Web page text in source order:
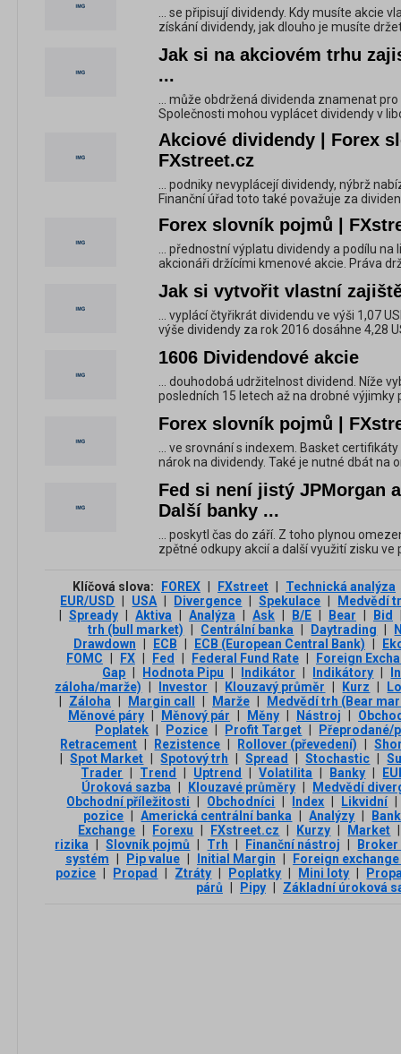
... se připisují dividendy. Kdy musíte akcie
získání dividendy, jak dlouho je musíte
Jak si na akciovém trhu
...
... může obdržená dividenda znamenat
Společnosti mohou vyplácet dividendy v
Akciové dividendy | Forex
FXstreet.cz
... podniky nevyplácejí dividendy, nýbrž
Finanční úřad toto také považuje za
Forex slovník pojmů |
... přednostní výplatu dividendy a podílu
akcionáři držícími kmenové akcie. Práva
Jak si vytvořit vlastní
... vyplácí čtyřikrát dividendu ve výši 1,07
výše dividendy za rok 2016 dosáhne 4,28
1606 Dividendové akcie
... douhodobá udržitelnost dividend. Níže
posledních 15 letech až na drobné výjimky
Forex slovník pojmů |
... ve srovnání s indexem. Basket
nárok na dividendy. Také je nutné dbát na
Fed si není jistý JPMorgan
Další banky ...
... poskytl čas do září. Z toho plynou
zpětné odkupy akcií a další využití zisku ve
Klíčová slova: FOREX FXstreet
Technická analýza
EUR/USD
USA Divergence Spekulace
Medvědí
Spready Aktiva Analýza Ask B/E Bear Bid
trh (bull market)
Centrální banka Daytrading
Drawdown
ECB ECB (European Central Bank)
FOMC
FX Fed Federal Fund Rate
Foreign
Gap
Hodnota Pipu Indikátor Indikátory
záloha/marže)
Investor Klouzavý průměr Kurz
Záloha Margin call Marže
Medvědí trh (Bear
Měnové páry
Měnový pár Měny Nástroj
Poplatek
Pozice Profit Target
Přeprodané/
Retracement
Rezistence Rollover (převedení)
Spot Market Spotový trh Spread Stochastic
Trader
Trend Uptrend Volatilita Banky
Úroková sazba
Klouzavé průměry
Medvědí
Obchodní příležitosti
Obchodníci Index Likvidní
pozice
Americká centrální banka Analýzy
Exchange
Forexu FXstreet.cz Kurzy Market
rizika
Slovník pojmů Trh Finanční nástroj
systém
Pip value Initial Margin
Foreign
pozice
Propad Ztráty Poplatky Mini loty
párů
Pipy Základní úroková